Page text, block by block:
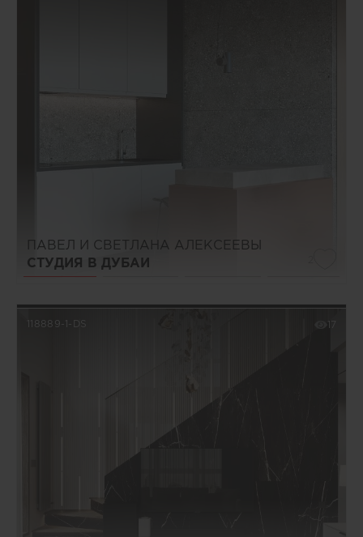
ПАВЕЛ И СВЕТЛАНА АЛЕКСЕЕВЫ
СТУДИЯ В ДУБАИ
118889-1-DS 17